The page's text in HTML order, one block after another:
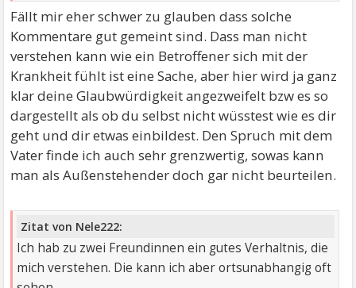
weiß gar nicht, wie ich da noch einen normalen
Kontakt halten soll.
Fällt mir eher schwer zu glauben dass solche
Kommentare gut gemeint sind. Dass man nicht
verstehen kann wie ein Betroffener sich mit der
Krankheit fühlt ist eine Sache, aber hier wird ja ganz
klar deine Glaubwürdigkeit angezweifelt bzw es so
dargestellt als ob du selbst nicht wüsstest wie es dir
geht und dir etwas einbildest. Den Spruch mit dem
Vater finde ich auch sehr grenzwertig, sowas kann
man als Außenstehender doch gar nicht beurteilen.
Zitat von Nele222:
Ich hab zu zwei Freundinnen ein gutes Verhaltnis, die
mich verstehen. Die kann ich aber ortsunabhangig oft